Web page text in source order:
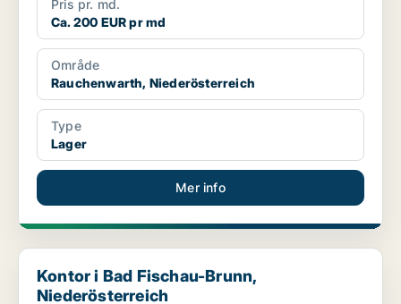
Pris pr. md.
Ca. 200 EUR pr md
Område
Rauchenwarth, Niederösterreich
Type
Lager
Mer info
Kontor i Bad Fischau-Brunn, Niederösterreich
Kontor i Bad Fischau-Brunn,
Niederösterreich